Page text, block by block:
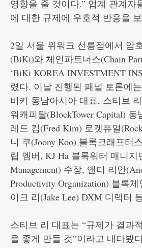
영향을 줄 것이다.” 업계 관계자
에 대한 규제에 우호적 반응을
2일 서울 위워크 선릉점에서 암
(BiKi)와 체인파트너스(Chain
‘BiKi KOREA INVESTMENT
렸다. 이날 진행된 패널 토론에
비키 동남아시아 대표, 스티브
워캐피탈(BlockTower Capital)
레드 킴(Fred Kim) 로켓퓨얼
니 쿠(Joony Koo) 블록크래프터
립 멤버, KJ Ha 블록워터 매니지
Management) 수장, 앤디 리안
Productivity Organization) 블록
이크 리(Jake Lee) DXM 디렉터
스티브 리 대표는 “규제가 결과
을 좋게 만들 것”이라고 내다봤